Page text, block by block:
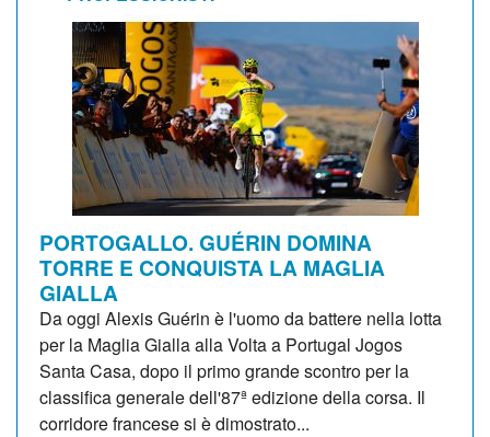
PORTOGALLO. GUÉRIN DOMINA
TORRE E CONQUISTA LA MAGLIA
GIALLA
Da oggi Alexis Guérin è l'uomo da battere nella lotta
per la Maglia Gialla alla Volta a Portugal Jogos
Santa Casa, dopo il primo grande scontro per la
classifica generale dell'87ª edizione della corsa. Il
corridore francese si è dimostrato...